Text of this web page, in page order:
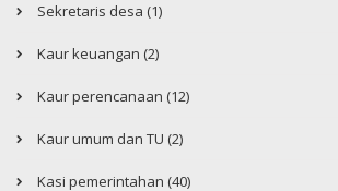
Sekretaris desa (1)
Kaur keuangan (2)
Kaur perencanaan (12)
Kaur umum dan TU (2)
Kasi pemerintahan (40)